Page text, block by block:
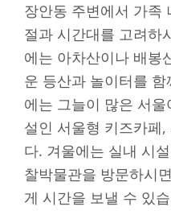
장안동 주변에서 가족
절과 시간대를 고려하
에는 아차산이나 배봉
운 등산과 놀이터를
에는 그늘이 많은 서
설인 서울형 키즈카페
다. 겨울에는 실내 시
찰박물관을 방문하시
게 시간을 보낼 수 있